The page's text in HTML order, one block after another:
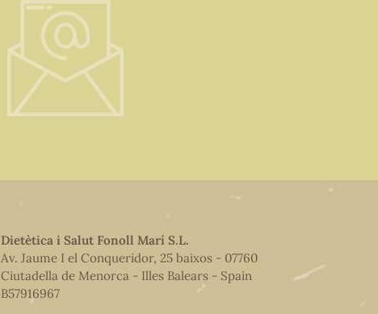
Dietètica i Salut Fonoll Marí S.L.
Av. Jaume I el Conqueridor, 25 baixos - 07760
Ciutadella de Menorca - Illes Balears - Spain
B57916967